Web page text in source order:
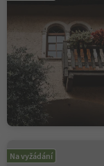
Na vyžádání